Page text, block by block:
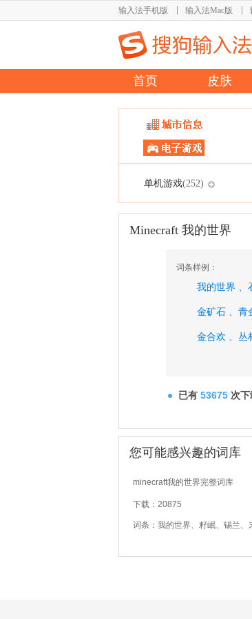
输入法手机版 输入法Mac版
首页 皮肤
单机游戏(252)
Minecraft 我的世界
词条样例：
我的世界 、
金矿石 、 青
金合欢 、 丛
已有 53675 次下
您可能感兴趣的词库
minecraft我的世界完整词库
下载：20875
词条：我的世界、籽岷、锡兰、